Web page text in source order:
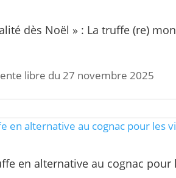
dès Noël » : La truffe (re)
libre du 27 novembre 2025
en alternative au cognac